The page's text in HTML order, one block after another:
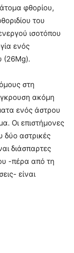
άτομα φθορίου,
του
ισοτόπου
ενός
(26Mg).
στη
ακόμη
ενός άστρου
Οι επιστήμονες
δύο αστρικές
διάσπαρτες
-πέρα από τη
είναι